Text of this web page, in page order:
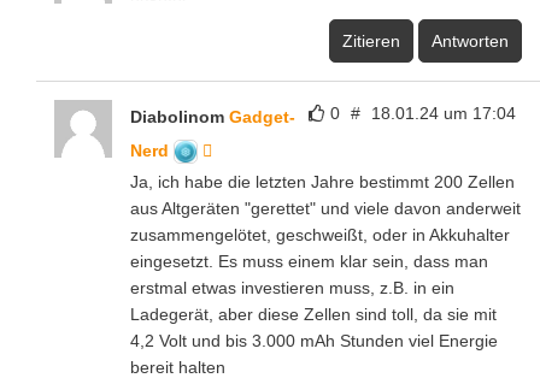
Zitieren Antworten
0 # 18.01.24 um 17:04
Diabolinom Gadget-
Nerd
Ja, ich habe die letzten Jahre bestimmt 200 Zellen
aus Altgeräten "gerettet" und viele davon anderweit
zusammengelötet, geschweißt, oder in Akkuhalter
eingesetzt. Es muss einem klar sein, dass man
erstmal etwas investieren muss, z.B. in ein
Ladegerät, aber diese Zellen sind toll, da sie mit
4,2 Volt und bis 3.000 mAh Stunden viel Energie
bereit halten